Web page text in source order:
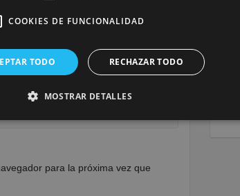
para la próxima vez que
COOKIES DE FUNCIONALIDAD
TODO RECHAZAR TODO
MOSTRAR DETALLES